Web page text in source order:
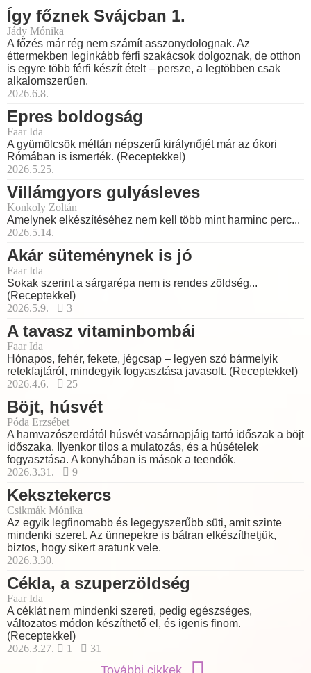
Így főznek Svájcban 1.
Jády Mónika
A főzés már rég nem számít asszonydolognak. Az
éttermekben leginkább férfi szakácsok dolgoznak, de otthon
is egyre több férfi készít ételt – persze, a legtöbben csak
alkalomszerűen.
2026.6.8.
Epres boldogság
Faar Ida
A gyümölcsök méltán népszerű királynőjét már az ókori
Rómában is ismerték. (Receptekkel)
2026.5.25.
Villámgyors gulyásleves
Konkoly Zoltán
Amelynek elkészítéséhez nem kell több mint harminc perc...
2026.5.14.
Akár süteménynek is jó
Faar Ida
Sokak szerint a sárgarépa nem is rendes zöldség...
(Receptekkel)
2026.5.9.
3
A tavasz vitaminbombái
Faar Ida
Hónapos, fehér, fekete, jégcsap – legyen szó bármelyik
retekfajtáról, mindegyik fogyasztása javasolt. (Receptekkel)
2026.4.6.
25
Böjt, húsvét
Póda Erzsébet
A hamvazószerdától húsvét vasárnapjáig tartó időszak a böjt
időszaka. Ilyenkor tilos a mulatozás, és a húsételek
fogyasztása. A konyhában is mások a teendők.
2026.3.31.
9
Keksztekercs
Csikmák Mónika
Az egyik legfinomabb és legegyszerűbb süti, amit szinte
mindenki szeret. Az ünnepekre is bátran elkészíthetjük,
biztos, hogy sikert aratunk vele.
2026.3.30.
Cékla, a szuperzöldség
Faar Ida
A céklát nem mindenki szereti, pedig egészséges,
változatos módon készíthető el, és igenis finom.
(Receptekkel)
2026.3.27.
1 31
További cikkek